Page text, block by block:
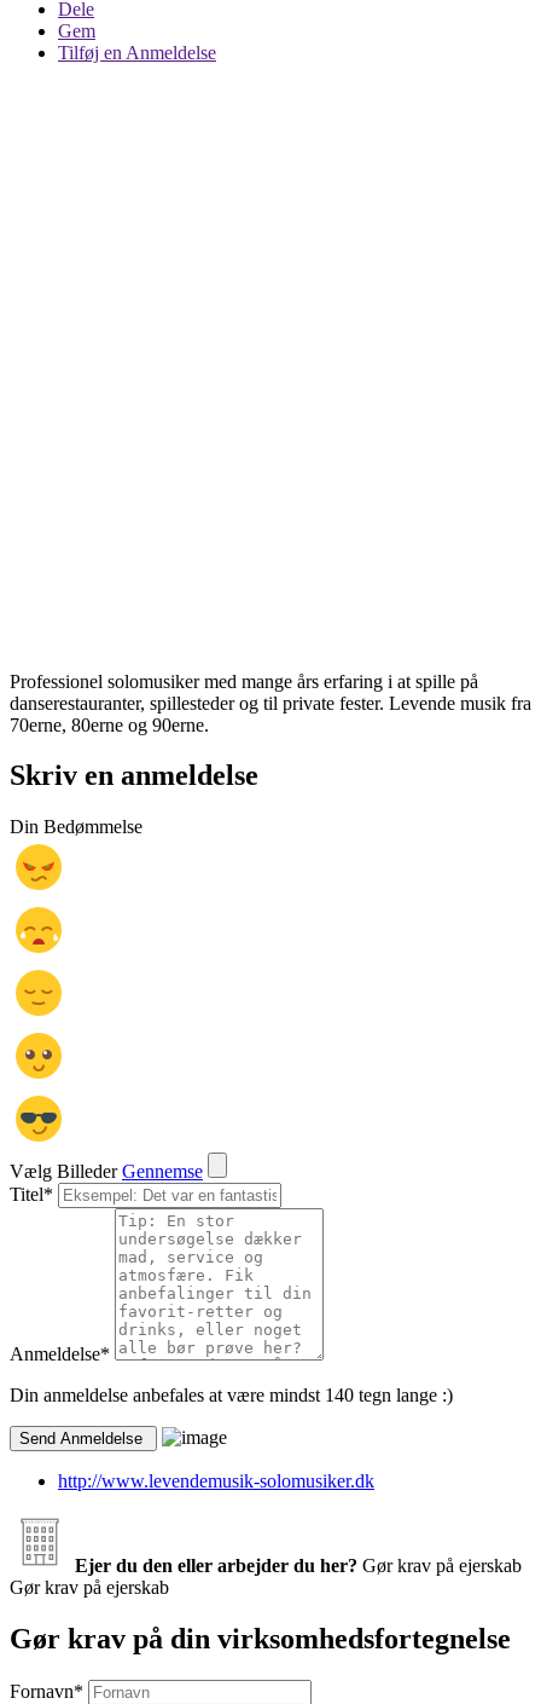
Dele
Gem
Tilføj en Anmeldelse
Professionel solomusiker med mange års erfaring i at spille på
danserestauranter, spillesteder og til private fester. Levende musik fra
70erne, 80erne og 90erne.
Skriv en anmeldelse
Din Bedømmelse
Vælg Billeder Gennemse
Titel*
Anmeldelse*
Din anmeldelse anbefales at være mindst 140 tegn lange :)
http://www.levendemusik-solomusiker.dk
Ejer du den eller arbejder du her? Gør krav på ejerskab
Gør krav på ejerskab
Gør krav på din virksomhedsfortegnelse
Fornavn*